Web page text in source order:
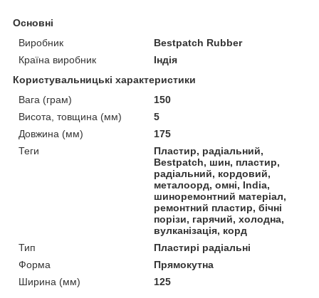
Основні
Виробник
Bestpatch Rubber
Країна виробник
Індія
Користувальницькі характеристики
Вага (грам)
150
Висота, товщина (мм)
5
Довжина (мм)
175
Теги
Пластир, радіальний,
Bestpatch, шин, пластир,
радіальний, кордовий,
металоорд, омні, India,
шиноремонтний матеріал,
ремонтний пластир, бічні
порізи, гарячий, холодна,
вулканізація, корд
Тип
Пластирі радіальні
Форма
Прямокутна
Ширина (мм)
125